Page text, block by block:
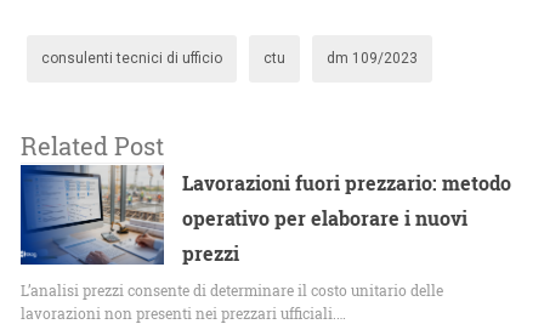
consulenti tecnici di ufficio ctu dm 109/2023
Related Post
Lavorazioni fuori prezzario: metodo
operativo per elaborare i nuovi
prezzi
L’analisi prezzi consente di determinare il costo unitario delle
lavorazioni non presenti nei prezzari ufficiali.…